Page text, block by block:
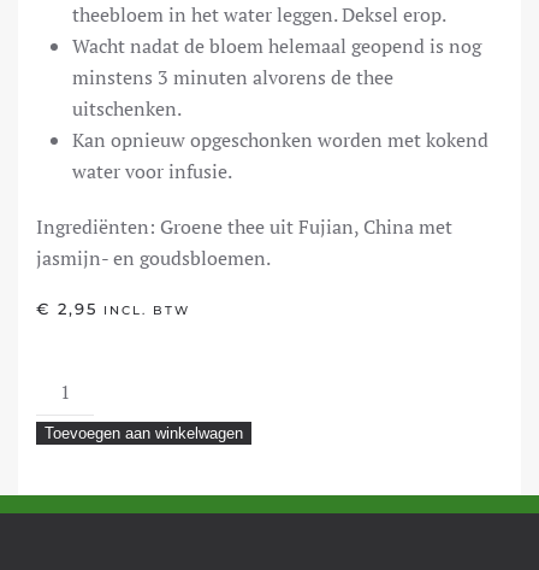
theebloem in het water leggen. Deksel erop.
Wacht nadat de bloem helemaal geopend is nog
minstens 3 minuten alvorens de thee
uitschenken.
Kan opnieuw opgeschonken worden met kokend
water voor infusie.
Ingrediënten: Groene thee uit Fujian, China met
jasmijn- en goudsbloemen.
€ 2,95 INCL. BTW
Wonder
Well
aantal
Toevoegen aan winkelwagen